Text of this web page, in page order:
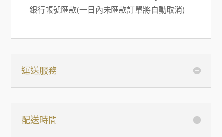
銀行帳號匯款(一日內未匯款訂單將自動取消)
運送服務
配送時間